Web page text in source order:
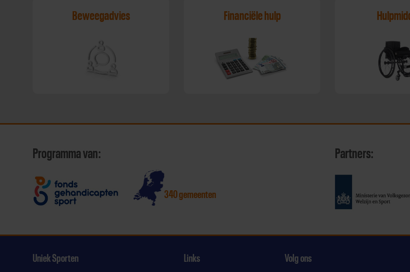
Beweegadvies Financiële hulp
Programma van:
340 gemeenten
Partners:
Uniek Sporten Links Volg ons